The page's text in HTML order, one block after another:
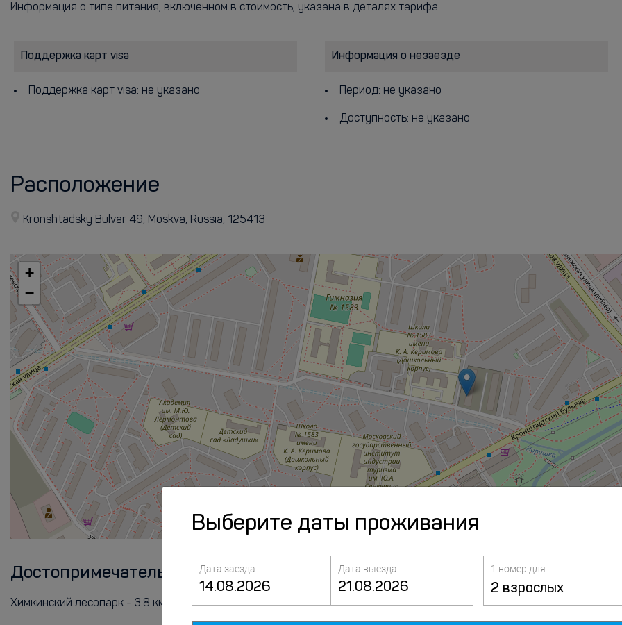
Информация о типе питания, включенном в стоимость, указана в деталях тарифа.
Поддержка карт visa
Поддержка карт visa: не указано
Информация о незаезде
Период: не указано
Доступность: не указано
Расположение
Kronshtadsky Bulvar 49, Moskva, Russia, 125413
+
−
Достопримечательности
Химкинский лесопарк - 3.8 км
Аэропорты
Шереметьево - 14 км
Метро
Коптево - 1.6 км
Выберите даты проживания
Дата заезда Дата выезда 1 номер для
2 взрослых